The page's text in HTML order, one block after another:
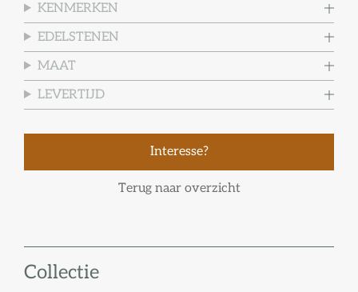
KENMERKEN
EDELSTENEN
MAAT
LEVERTIJD
Interesse?
Terug naar overzicht
Collectie